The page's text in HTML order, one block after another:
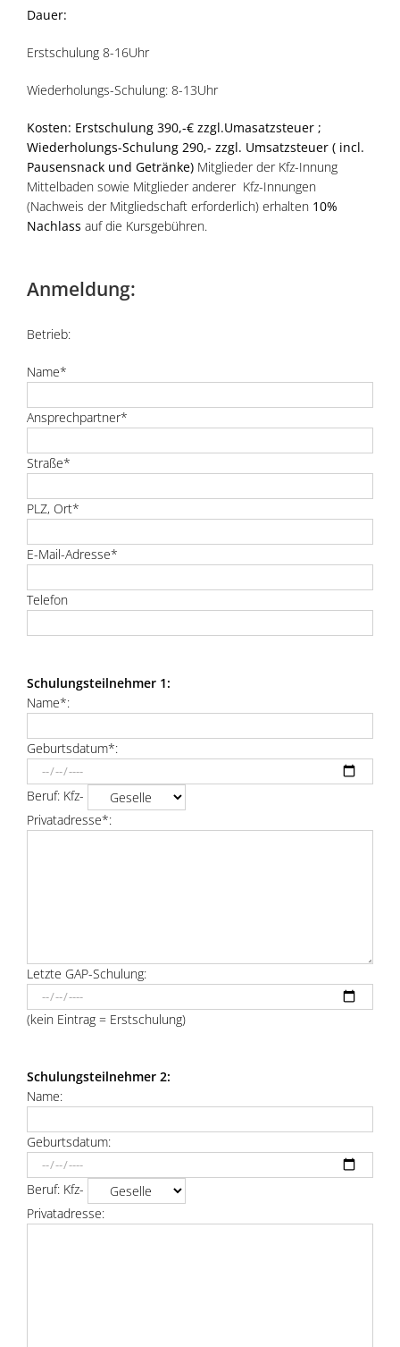
Dauer:
Erstschulung 8-16Uhr
Wiederholungs-Schulung: 8-13Uhr
Kosten: Erstschulung 390,-€ zzgl.Umasatzsteuer ;
Wiederholungs-Schulung 290,- zzgl. Umsatzsteuer ( incl.
Pausensnack und Getränke) Mitglieder der Kfz-Innung
Mittelbaden sowie Mitglieder anderer Kfz-Innungen
(Nachweis der Mitgliedschaft erforderlich) erhalten 10%
Nachlass auf die Kursgebühren.
Anmeldung:
Betrieb:
Name*
Ansprechpartner*
Straße*
PLZ, Ort*
E-Mail-Adresse*
Telefon
Schulungsteilnehmer 1:
Name*:
Geburtsdatum*:
Beruf: Kfz-
Privatadresse*:
Letzte GAP-Schulung:
(kein Eintrag = Erstschulung)
Schulungsteilnehmer 2:
Name:
Geburtsdatum:
Beruf: Kfz-
Privatadresse: